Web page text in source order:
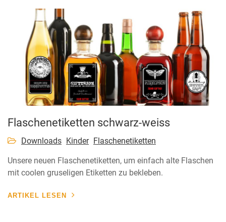
Flaschenetiketten schwarz-weiss
Downloads Kinder Flaschenetiketten
Unsere neuen Flaschenetiketten, um einfach alte Flaschen
mit coolen gruseligen Etiketten zu bekleben.
ARTIKEL LESEN